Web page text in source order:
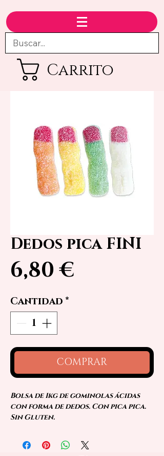
Carrito
Dedos pica FINI
6,80 €
Cantidad *
COMPRAR
Bolsa de 1kg de gominolas ácidas
con forma de dedos. Con pica pica.
Sin Gluten.